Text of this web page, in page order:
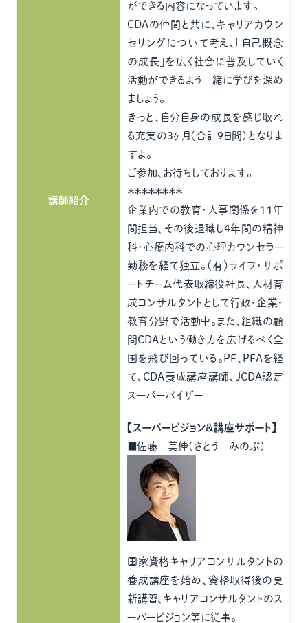
講師紹介
ができる内容になっています。
CDAの仲間と共に、キャリアカウン
セリングについて考え、「自己概念
の成長」を広く社会に普及していく
活動ができるよう一緒に学びを深め
ましょう。
きっと、自分自身の成長を感じ取れ
る充実の3ヶ月（合計9日間）となりま
すよ。
ご参加、お待ちしております。
＊＊＊＊＊＊＊＊
企業内での教育・人事関係を１１年
間担当、その後退職し4年間の精神
科・心療内科での心理カウンセラー
勤務を経て独立。（有）ライフ・サポ
ートチーム代表取締役社長、人材育
成コンサルタントとして行政・企業・
教育分野で活動中。また、組織の顧
問CDAという働き方を広げるべく全
国を飛び回っている。PF、PFAを経
て、CDA養成講座講師、JCDA認定
スーパーバイザー
【スーパービジョン＆講座サポート】
■佐藤 美伸（さとう みのぶ）
国家資格キャリアコンサルタントの
養成講座を始め、資格取得後の更
新講習、キャリアコンサルタントのス
ーパービジョン等に従事。